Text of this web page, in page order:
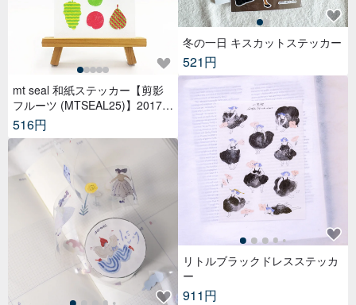
mt seal 和紙ステッカー【剪影
フルーツ (MTSEAL25)】2017A
W
516円
冬の一日 キスカットステッカー
521円
リトルブラックドレスステッカ
ー
911円